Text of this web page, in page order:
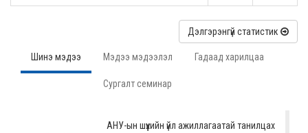
Дэлгэрэнгүй статистик
Шинэ мэдээ Мэдээ мэдээлэл Гадаад харилцаа
Сургалт семинар
АНУ-ын шүүхийн үйл ажиллагаатай танилцах